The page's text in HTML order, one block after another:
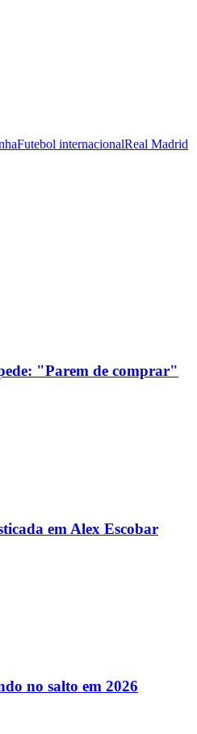
Futebol internacionalReal Madrid
"Parem de comprar"
em Alex Escobar
no salto em 2026